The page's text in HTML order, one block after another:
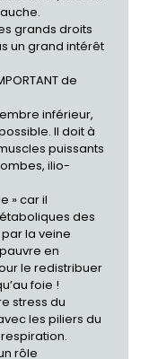
grands droits
un grand intérêt
de
inférieur,
Il doit à
puissants
ilio-
» car il
des
la veine
en
le redistribuer
foie !
stress du
les piliers du
rôle